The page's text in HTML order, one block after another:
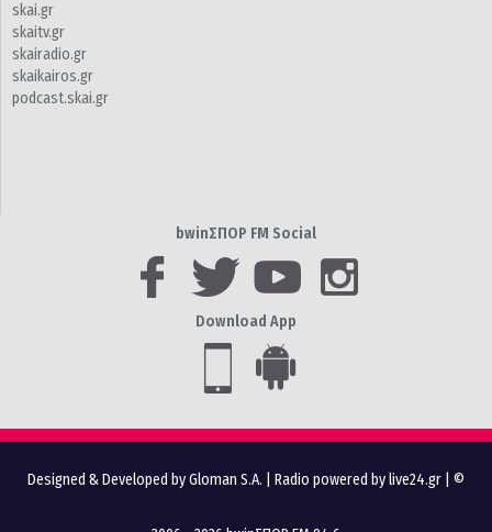
skai.gr
skaitv.gr
skairadio.gr
skaikairos.gr
podcast.skai.gr
bwinΣΠΟΡ FM Social
Download App
Designed & Developed by Gloman S.A. Radio powered by live24.gr | ©